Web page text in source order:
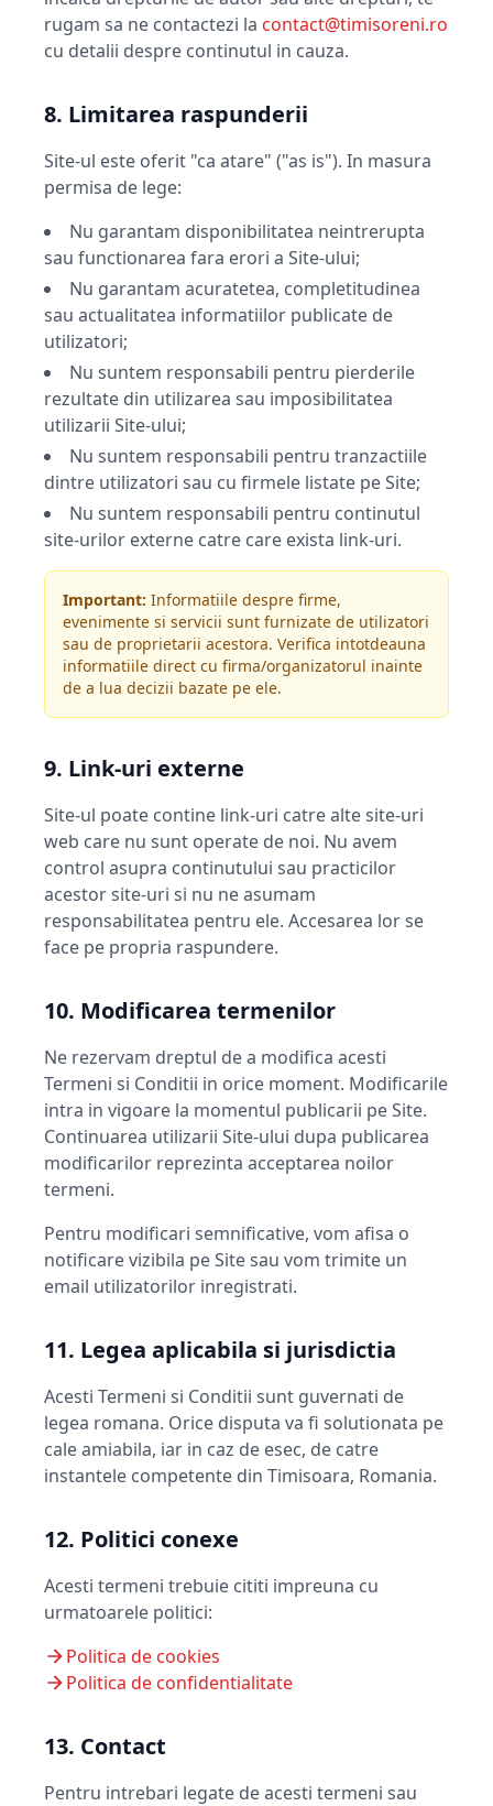
rugam sa ne contactezi la contact@timisoreni.ro
cu detalii despre continutul in cauza.
8. Limitarea raspunderii
Site-ul este oferit "ca atare" ("as is"). In masura
permisa de lege:
Nu garantam disponibilitatea neintrerupta
sau functionarea fara erori a Site-ului;
Nu garantam acuratetea, completitudinea
sau actualitatea informatiilor publicate de
utilizatori;
Nu suntem responsabili pentru pierderile
rezultate din utilizarea sau imposibilitatea
utilizarii Site-ului;
Nu suntem responsabili pentru tranzactiile
dintre utilizatori sau cu firmele listate pe Site;
Nu suntem responsabili pentru continutul
site-urilor externe catre care exista link-uri.
Important: Informatiile despre firme,
evenimente si servicii sunt furnizate de utilizatori
sau de proprietarii acestora. Verifica intotdeauna
informatiile direct cu firma/organizatorul inainte
de a lua decizii bazate pe ele.
9. Link-uri externe
Site-ul poate contine link-uri catre alte site-uri
web care nu sunt operate de noi. Nu avem
control asupra continutului sau practicilor
acestor site-uri si nu ne asumam
responsabilitatea pentru ele. Accesarea lor se
face pe propria raspundere.
10. Modificarea termenilor
Ne rezervam dreptul de a modifica acesti
Termeni si Conditii in orice moment. Modificarile
intra in vigoare la momentul publicarii pe Site.
Continuarea utilizarii Site-ului dupa publicarea
modificarilor reprezinta acceptarea noilor
termeni.
Pentru modificari semnificative, vom afisa o
notificare vizibila pe Site sau vom trimite un
email utilizatorilor inregistrati.
11. Legea aplicabila si jurisdictia
Acesti Termeni si Conditii sunt guvernati de
legea romana. Orice disputa va fi solutionata pe
cale amiabila, iar in caz de esec, de catre
instantele competente din Timisoara, Romania.
12. Politici conexe
Acesti termeni trebuie cititi impreuna cu
urmatoarele politici:
Politica de cookies
Politica de confidentialitate
13. Contact
Pentru intrebari legate de acesti termeni sau